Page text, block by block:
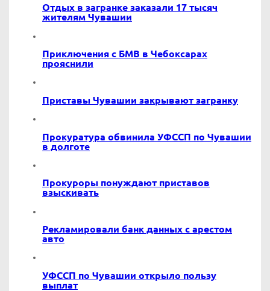
Отдых в загранке заказали 17 тысяч
жителям Чувашии
Приключения с БМВ в Чебоксарах
прояснили
Приставы Чувашии закрывают загранку
Прокуратура обвинила УФССП по Чувашии
в долготе
Прокуроры понуждают приставов
взыскивать
Рекламировали банк данных с арестом
авто
УФССП по Чувашии открыло пользу
выплат